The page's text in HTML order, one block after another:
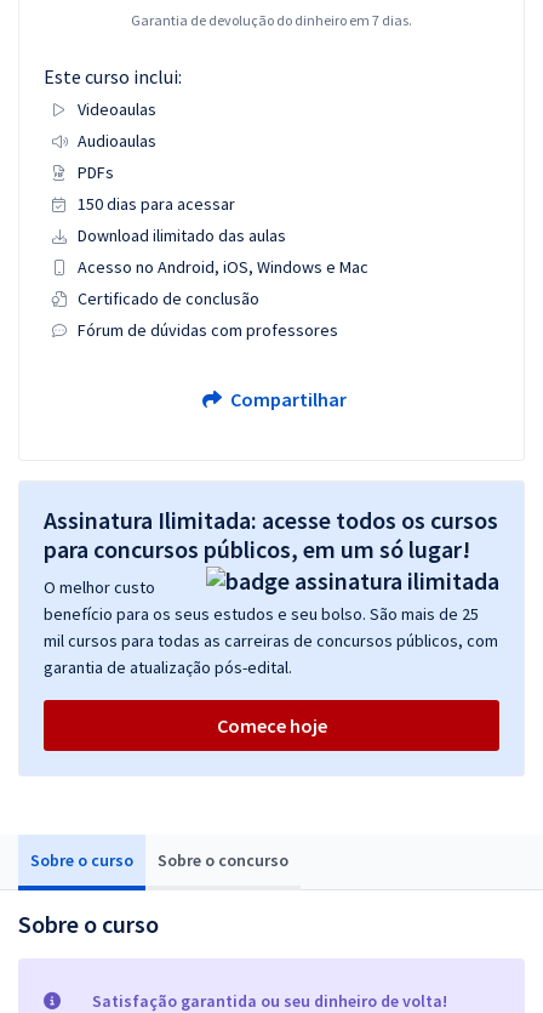
Sobre o curso Sobre o concurso
Sobre o curso
Satisfação garantida ou seu dinheiro de volta!
Garantia de devolução do dinheiro em 7 dias.
Este curso inclui:
Videoaulas
Audioaulas
PDFs
150 dias para acessar
Download ilimitado das aulas
Acesso no Android, iOS, Windows e Mac
Certificado de conclusão
Fórum de dúvidas com professores
Compartilhar
Assinatura Ilimitada: acesse todos os cursos
para concursos públicos, em um só lugar!
O melhor custo
benefício para os seus estudos e seu bolso. São mais de 25
mil cursos para todas as carreiras de concursos públicos, com
garantia de atualização pós-edital.
Comece hoje